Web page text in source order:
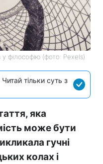
філософію (фото: Pexels)
тільки суть з
яка
може бути
гучні
колах і